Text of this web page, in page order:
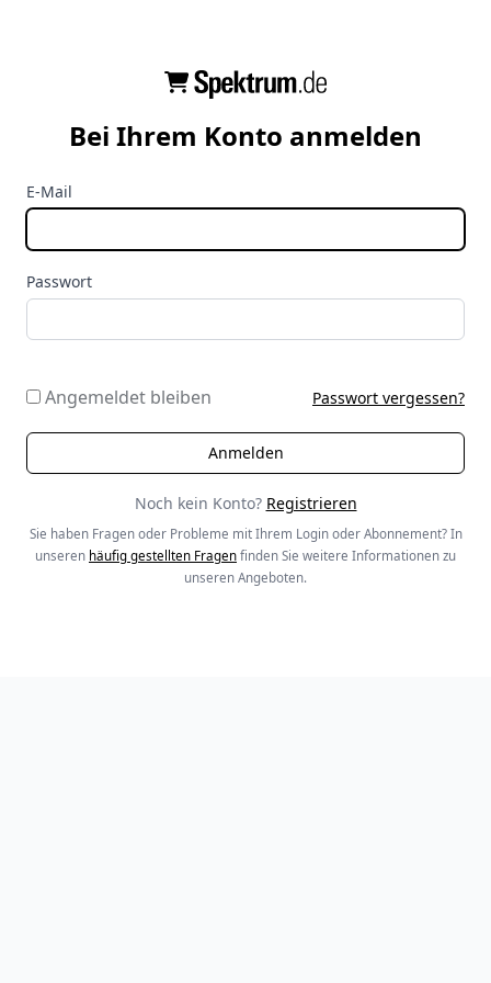
Bei Ihrem Konto anmelden
E-Mail
Passwort
Angemeldet bleiben Passwort vergessen?
Noch kein Konto? Registrieren
Sie haben Fragen oder Probleme mit Ihrem Login oder Abonnement? In
unseren häufig gestellten Fragen finden Sie weitere Informationen zu
unseren Angeboten.